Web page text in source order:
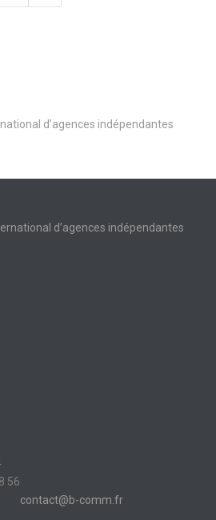
d’agences indépendantes
d’agences indépendantes
56
contact@b-comm.fr